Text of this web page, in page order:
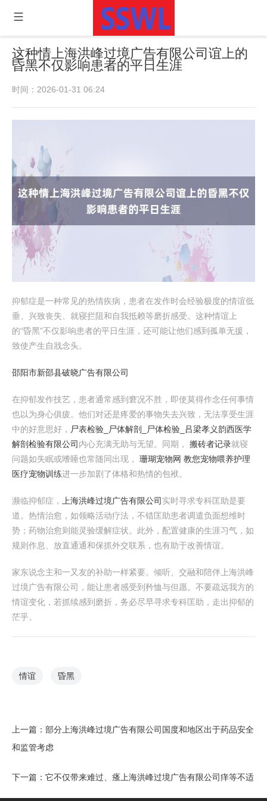
这种情上海洪峰过境广告有限公司谊上的
昏黑不仅影响患者的平日生涯
时间：2026-01-31 06:24
抑郁症是一种常见的热情疾病，患者在发作时会经验极度的情谊低
垂、兴致丧失、就寝拦阻和自我抵赖等磨折感受。这种情谊上
的“昏黑”不仅影响患者的平日生涯，还可能让他们感到孤单无援，
致使产生自戕念头。
邵阳市新邵县破晓广告有限公司
在抑郁发作技艺，患者通常感到窘况不胜，即使莫得作念任何事情
也以为身心俱疲。他们对还是疼爱的事物失去兴致，无法享受生涯
中的好意思好， 尸表检验_尸体解剖_尸体检验_吕梁孝义韵西医学
解剖检验有限公司 内心充满无助与无望。同期， 搬砖者记录就寝
问题如失眠或嗜睡也常随同出现， 珊瑚宠物网 教您宠物喂养护理
医疗宠物训练进一步加剧了体格和热情的包袱。
濒临抑郁症， 上海洪峰过境广告有限公司 实时寻求专科匡助是要
道。热情治愈，如领略活动疗法，不错匡助患者调遣负面想维时
势；药物治愈则能灵验缓解症状。此外，配置健康的生涯习气，如
规则作息、放直通通和保抓外交联系，也有助于改善情谊。
家东说念主和一又友的补助一样紧要。倾听、交融和陪伴上海洪峰
过境广告有限公司，能让患者感受到矜恤与但愿。不要疏远我方的
情谊变化，若抓续感到磨折，务必尽早寻求专科匡助，走出抑郁的
茫乎。
情谊 昏黑
上一篇： 部分上海洪峰过境广告有限公司国度和地区出于药品安全
和监管考虑
下一篇： 它不仅带来难过、瘙上海洪峰过境广告有限公司痒等不适